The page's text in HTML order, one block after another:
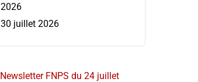
2026
30 juillet 2026
Newsletter FNPS du 24 juillet